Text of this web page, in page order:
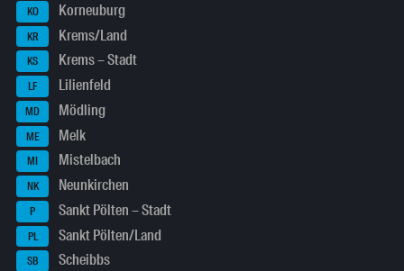
KO Korneuburg
KR Krems/Land
KS Krems – Stadt
LF Lilienfeld
MD Mödling
ME Melk
MI Mistelbach
NK Neunkirchen
P Sankt Pölten – Stadt
PL Sankt Pölten/Land
SB Scheibbs